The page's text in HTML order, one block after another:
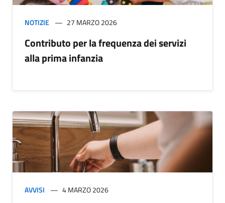
NOTIZIE 27 MARZO 2026
Contributo per la frequenza dei servizi
alla prima infanzia
AVVISI 4 MARZO 2026